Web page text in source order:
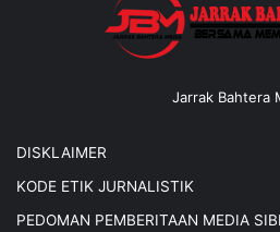
Jarrak Bahtera
DISKLAIMER
KODE ETIK JURNALISTIK
PEDOMAN PEMBERITAAN MEDIA